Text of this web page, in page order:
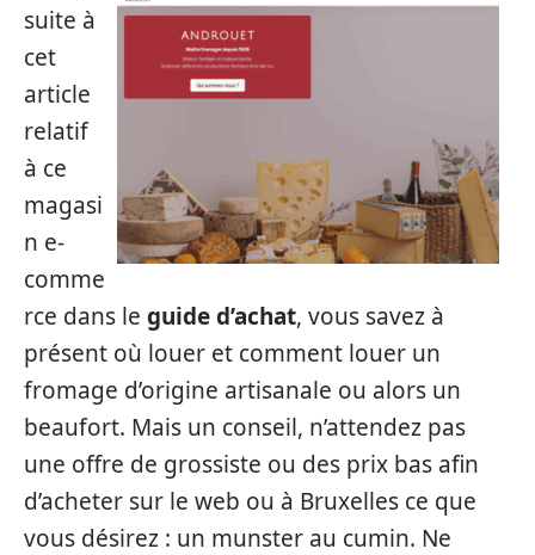
suite à
cet
article
relatif
à ce
magasi
n e-
comme
rce dans le guide d’achat, vous savez à
présent où louer et comment louer un
fromage d’origine artisanale ou alors un
beaufort. Mais un conseil, n’attendez pas
une offre de grossiste ou des prix bas afin
d’acheter sur le web ou à Bruxelles ce que
vous désirez : un munster au cumin. Ne